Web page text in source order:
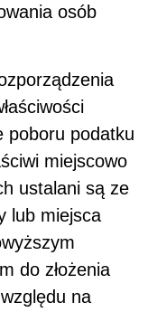
osób
poboru podatku
miejscowo
ustalani są ze
lub miejsca
do złożenia
na